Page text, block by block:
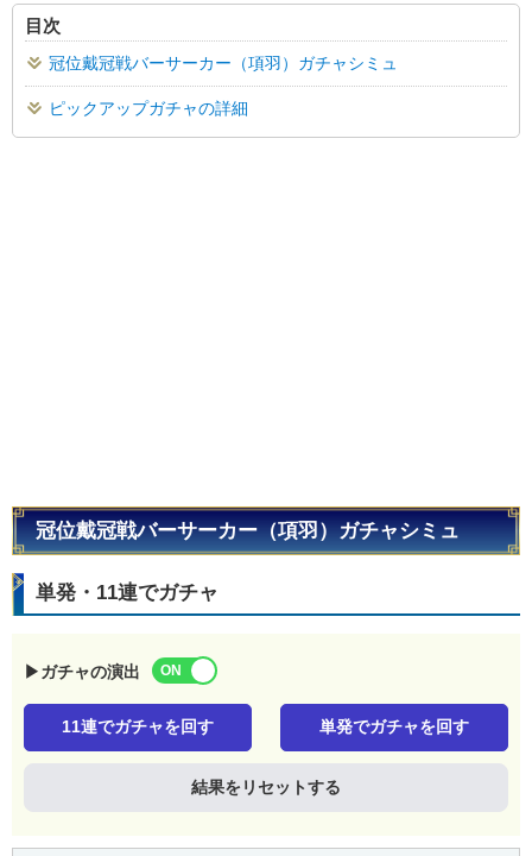
目次
冠位戴冠戦バーサーカー（項羽）ガチャシミュ
ピックアップガチャの詳細
冠位戴冠戦バーサーカー（項羽）ガチャシミュ
単発・11連でガチャ
▶ガチャの演出
11連でガチャを回す 単発でガチャを回す
結果をリセットする